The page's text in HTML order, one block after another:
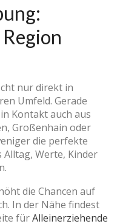
nur direkt in
Umfeld. Gerade
Kontakt auch aus
Großenhain oder
die perfekte
Werte, Kinder
die Chancen auf
In der Nähe findest
fürAlleinerziehende